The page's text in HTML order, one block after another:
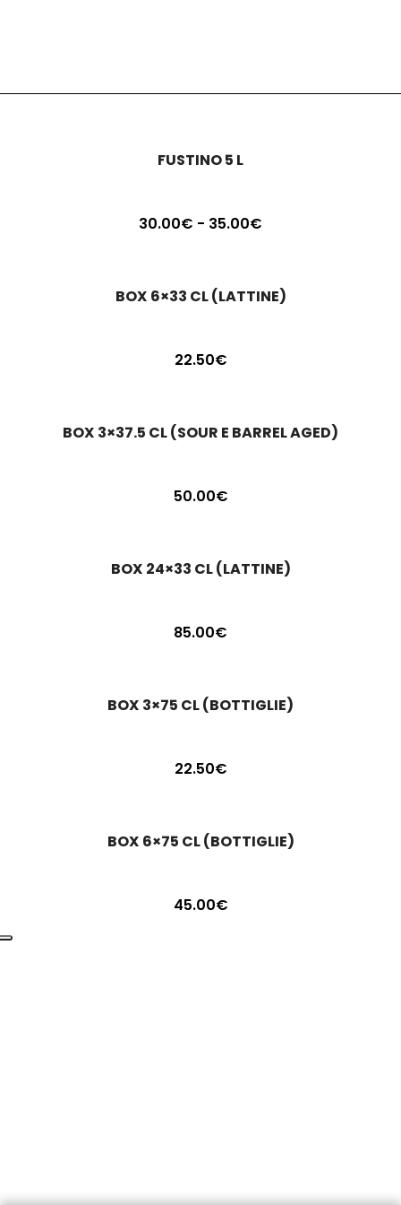
FUSTINO 5 L
30.00€ - 35.00€
30.00€
BOX 6×33 CL (LATTINE)
22.50€
BOX 3×37.5 CL (SOUR E BARREL AGED)
50.00€
BOX 24×33 CL (LATTINE)
85.00€
BOX 3×75 CL (BOTTIGLIE)
22.50€
BOX 6×75 CL (BOTTIGLIE)
45.00€